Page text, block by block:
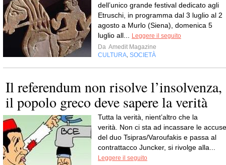
dell’unico grande festival dedicato agli
Etruschi, in programma dal 3 luglio al 2
agosto a Murlo (Siena), domenica 5
luglio all...
Leggere il seguito
Da Amedit Magazine
CULTURA SOCIETÀ
Il referendum non risolve l’insolvenza,
il popolo greco deve sapere la verità
Tutta la verità, nient’altro che la
verità. Non ci sta ad incassare le accuse
del duo Tsipras/Varoufakis e passa al
contrattacco Juncker, si rivolge alla...
Leggere il seguito